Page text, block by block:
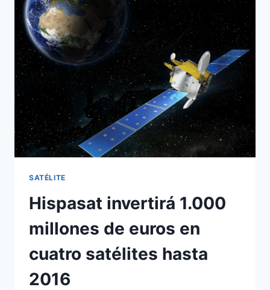
SATÉLITE
(ACTUALIZADO
2013)
SATÉLITE
Hispasat invertirá 1.000
millones de euros en
cuatro satélites hasta
2016